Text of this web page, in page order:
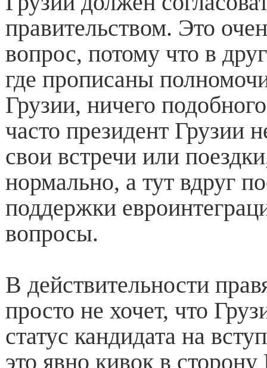
правительством. Это
вопрос, потому что в
где прописаны
Грузии, ничего
часто президент Грузии
свои встречи или
нормально, а тут вдруг
поддержки
вопросы.
В действительности
просто не хочет, что
статус кандидата на
это явно кивок в